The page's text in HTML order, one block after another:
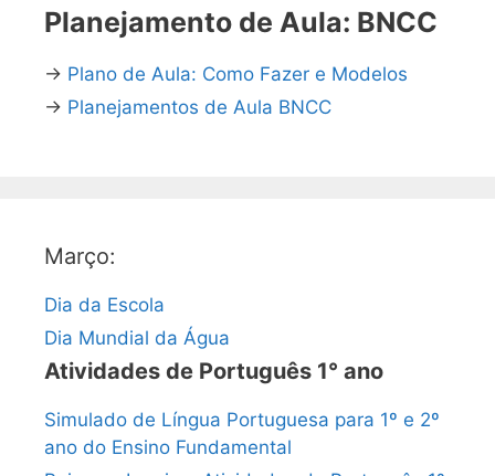
Planejamento de Aula: BNCC
→ Plano de Aula: Como Fazer e Modelos
→ Planejamentos de Aula BNCC
Março:
Dia da Escola
Dia Mundial da Água
Atividades de Português 1° ano
Simulado de Língua Portuguesa para 1º e 2º
ano do Ensino Fundamental